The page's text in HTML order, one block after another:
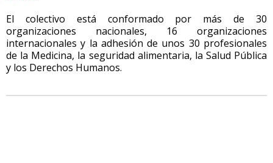
El colectivo está conformado por más de 30
organizaciones nacionales, 16 organizaciones
internacionales y la adhesión de unos 30 profesionales
de la Medicina, la seguridad alimentaria, la Salud Pública
y los Derechos Humanos.